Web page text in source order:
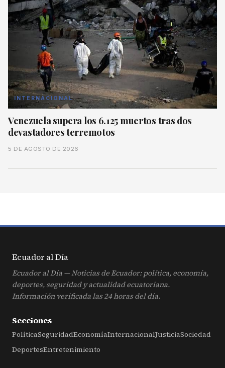
INTERNACIONAL
Venezuela supera los 6.125 muertos tras dos
devastadores terremotos
5 DE AGOSTO DE 2026
Ecuador alDía
Ecuador al Día — Noticias de Ecuador: política, economía,
deportes, seguridad y actualidad ecuatoriana.
Información verificada las 24 horas del día.
Secciones
PolíticaSeguridadEconomíaInternacionalJusticiaSociedad
DeportesEntretenimiento